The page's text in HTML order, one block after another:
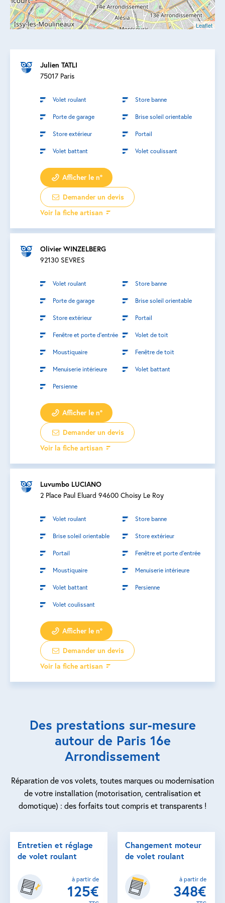
Leaflet
Julien TATLI
75017 Paris
Volet roulant Store banne
Porte de garage Brise soleil orientable
Store extérieur Portail
Volet battant Volet coulissant
Afficher le n°
Demander un devis
Voir la fiche artisan
Olivier WINZELBERG
92130 SEVRES
Volet roulant Store banne
Porte de garage Brise soleil orientable
Store extérieur Portail
Fenêtre et porte d’entrée Volet de toit
Moustiquaire Fenêtre de toit
Menuiserie intérieure Volet battant
Persienne
Afficher le n°
Demander un devis
Voir la fiche artisan
Luvumbo LUCIANO
2 Place Paul Eluard 94600 Choisy Le Roy
Volet roulant Store banne
Brise soleil orientable Store extérieur
Portail Fenêtre et porte d’entrée
Moustiquaire Menuiserie intérieure
Volet battant Persienne
Volet coulissant
Afficher le n°
Demander un devis
Voir la fiche artisan
Des prestations sur-mesure
autour de Paris 16e
Arrondissement
Réparation de vos volets, toutes marques ou modernisation
de votre installation (motorisation, centralisation et
domotique) : des forfaits tout compris et transparents !
Entretien et réglage
de volet roulant
à partir de
125€
Changement moteur
de volet roulant
à partir de
348€